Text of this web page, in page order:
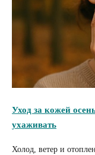
Уход за кожей
ухаживать
Холод, ветер и